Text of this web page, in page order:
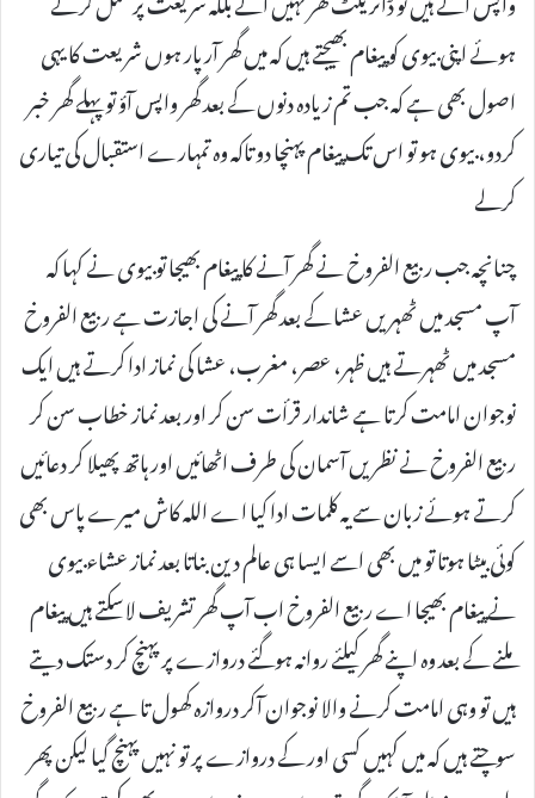
ہوئے اپنی بیوی کو پیغام بھیجتے ہیں کہ میں گھر آرپار ہوں شریعت کا یہی
اصول بھی ہے کہ جب تم زیادہ دنوں کے بعد گھر واپس آؤ تو پہلے گھر خبر
کردو، بیوی ہو تو اس تک پیغام پہنچا دو تاکہ وہ تمہارے استقبال کی تیاری
کرلے
چنانچہ جب ربیع الفروخ نے گھر آنے کا پیغام بھیجا تو بیوی نے کہا کہ
آپ مسجد میں ٹھہریں عشا کے بعد گھر آنے کی اجازت ہے ربیع الفروخ
مسجد میں ٹھہرتے ہیں ظہر، عصر، مغرب، عشا کی نماز ادا کرتے ہیں ایک
نوجوان امامت کرتا ہے شاندار قرأت سن کر اور بعد نماز خطاب سن کر
ربیع الفروخ نے نظریں آسمان کی طرف اٹھائیں اور ہاتھ پھیلا کر دعائیں
کرتے ہوئے زبان سے یہ کلمات ادا کیا اے اللہ کاش میرے پاس بھی
کوئی بیٹا ہوتا تو میں بھی اسے ایسا ہی عالم دین بناتا بعد نماز عشاء بیوی
نے پیغام بھیجا اے ربیع الفروخ اب آپ گھر تشریف لاسکتے ہیں پیغام
ملنے کے بعد وہ اپنے گھر کیلئے روانہ ہوگئے دروازے پر پہنچ کر دستک دیتے
ہیں تو وہی امامت کرنے والا نوجوان آکر دروازہ کھول تا ہے ربیع الفروخ
سوچتے ہیں کہ میں کہیں کسی اور کے دروازے پر تو نہیں پہنچ گیا لیکن پھر